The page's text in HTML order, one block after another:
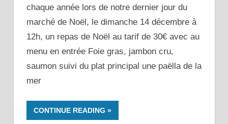
chaque année lors de notre dernier jour du
marché de Noël, le dimanche 14 décembre à
12h, un repas de Noël au tarif de 30€ avec au
menu en entrée Foie gras, jambon cru,
saumon suivi du plat principal une paëlla de la
mer
CONTINUE READING